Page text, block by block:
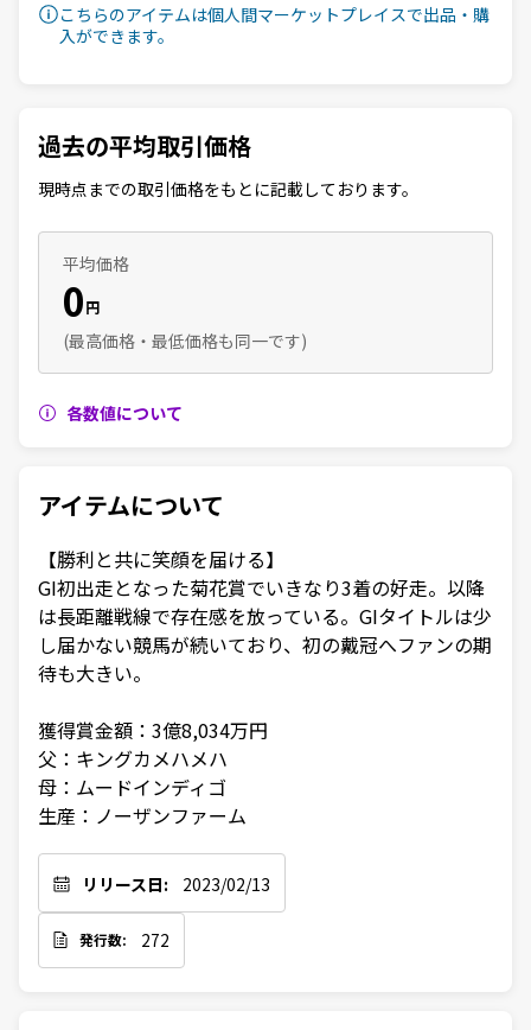
こちらのアイテムは個人間マーケットプレイスで出品・購
入ができます。
過去の平均取引価格
現時点までの取引価格をもとに記載しております。
平均価格
0円
(最高価格・最低価格も同一です)
各数値について
アイテムについて
【勝利と共に笑顔を届ける】
GI初出走となった菊花賞でいきなり3着の好走。以降
は長距離戦線で存在感を放っている。GIタイトルは少
し届かない競馬が続いており、初の戴冠へファンの期
待も大きい。
獲得賞金額：3億8,034万円
父：キングカメハメハ
母：ムードインディゴ
生産：ノーザンファーム
リリース日: 2023/02/13
発行数: 272